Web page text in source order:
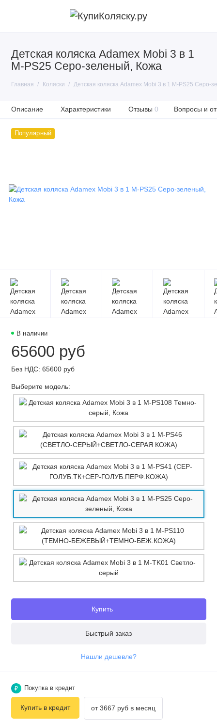
Детская коляска Adamex Mobi 3 в 1
M-PS25 Серо-зеленый, Кожа
Главная Коляски Детская коляска Adamex Mobi 3 в 1 M-PS25 Серо-
Описание Характеристики Отзывы 0 Вопросы и
Популярный
В наличии
65600 руб
Без НДС: 65600 руб
Выберите модель:
Купить
Быстрый заказ
Нашли дешевле?
₽ Покупка в кредит
Купить в кредит от 3667 руб в месяц